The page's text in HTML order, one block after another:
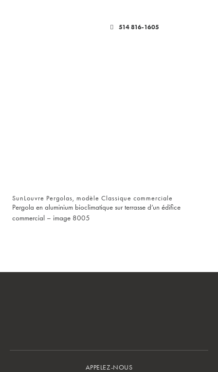
514 816-1605
SunLouvre Pergolas, modèle Classique commerciale
Pergola en aluminium bioclimatique sur terrasse d’un édifice
commercial – image 8005
APPELEZ-NOUS